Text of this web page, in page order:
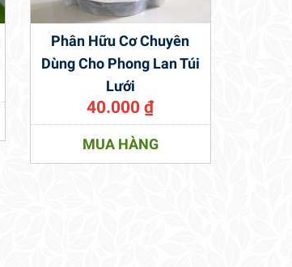
Phân Hữu Cơ Chuyên
Dùng Cho Phong Lan Túi
Lưới
40.000₫
MUA HÀNG